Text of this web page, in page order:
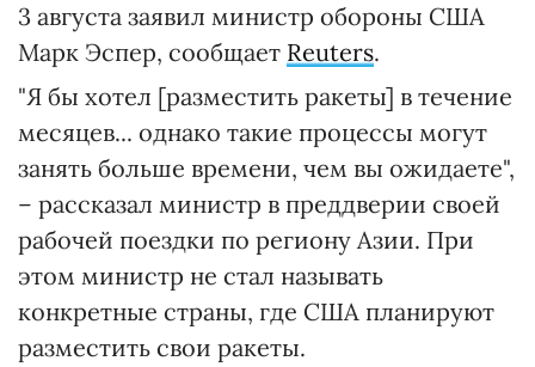
3 августа заявил министр обороны США
Марк Эспер, сообщает Reuters.
"Я бы хотел [разместить ракеты] в течение
месяцев... однако такие процессы могут
занять больше времени, чем вы ожидаете",
– рассказал министр в преддверии своей
рабочей поездки по региону Азии. При
этом министр не стал называть
конкретные страны, где США планируют
разместить свои ракеты.